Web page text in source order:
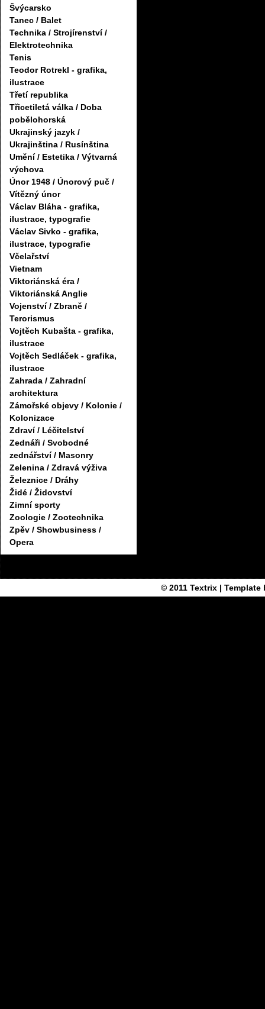
Švýcarsko
Tanec / Balet
Technika / Strojírenství /
Elektrotechnika
Tenis
Teodor Rotrekl - grafika,
ilustrace
Třetí republika
Třicetiletá válka / Doba
pobělohorská
Ukrajinský jazyk /
Ukrajinština / Rusínština
Umění / Estetika / Výtvarná
výchova
Únor 1948 / Únorový puč /
Vítězný únor
Václav Bláha - grafika,
ilustrace, typografie
Václav Sivko - grafika,
ilustrace, typografie
Včelařství
Vietnam
Viktoriánská éra /
Viktoriánská Anglie
Vojenství / Zbraně /
Terorismus
Vojtěch Kubašta - grafika,
ilustrace
Vojtěch Sedláček - grafika,
ilustrace
Zahrada / Zahradní
architektura
Zámořské objevy / Kolonie /
Kolonizace
Zdraví / Léčitelství
Zednáři / Svobodné
zednářství / Masonry
Zelenina / Zdravá výživa
Železnice / Dráhy
Židé / Židovství
Zimní sporty
Zoologie / Zootechnika
Zpěv / Showbusiness /
Opera
© 2011 Textrix| Template